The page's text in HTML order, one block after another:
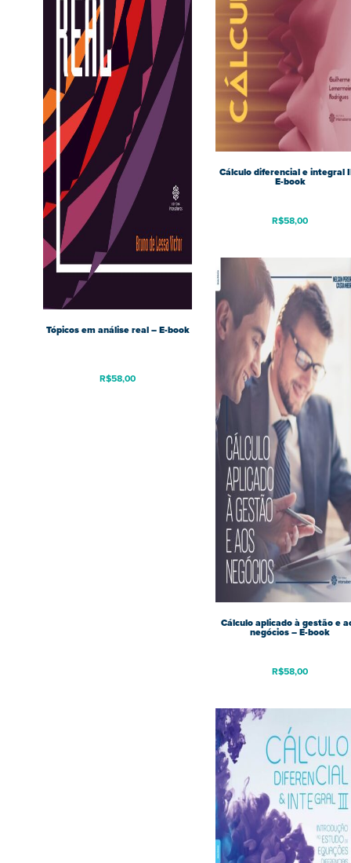
Tópicos em análise real – E-book
R$58,00
Cálculo diferencial e integral
E-book
R$58,00
Cálculo aplicado à gestão e
negócios – E-book
R$58,00